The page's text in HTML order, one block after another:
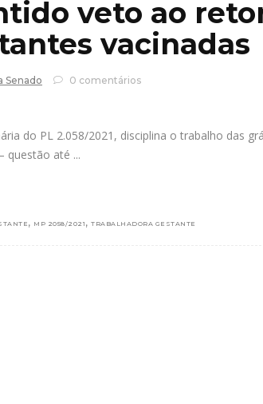
veto ao
vacinadas
Senado 0 comentários
do PL 2.058/2021, disciplina o trabalho das
questão até
, MP 2058/2021 , TRABALHADORA GESTANTE